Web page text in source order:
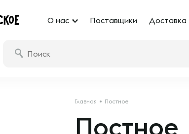
О нас Поставщики Доставка
Главная Постное
Постное